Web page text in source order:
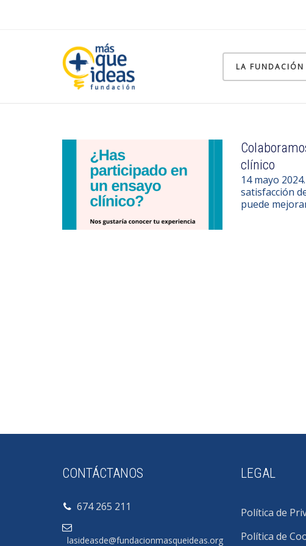
LA FUNDACIÓN
clínico
14 mayo
satisfacción
puede
CONTÁCTANOS
674 265 211
lasideasde@fundacionmasqueideas.org
LEGAL
Política de
Política de